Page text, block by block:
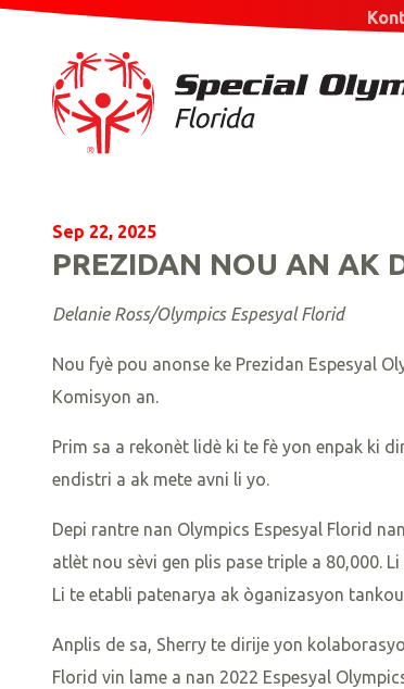
Sep 22, 2025
PREZIDAN NOU AN AK
Delanie Ross/Olympics Espesyal Florid
Nou fyè pou anonse ke Prezidan Espesyal
Komisyon an.
Prim sa a rekonèt lidè ki te fè yon enpak ki
endistri a ak mete avni li yo.
Depi rantre nan Olympics Espesyal Florid
atlèt nou sèvi gen plis pase triple a 80,000.
Li te etabli patenarya ak òganizasyon
Anplis de sa, Sherry te dirije yon
Florid vin lame a nan 2022 Espesyal